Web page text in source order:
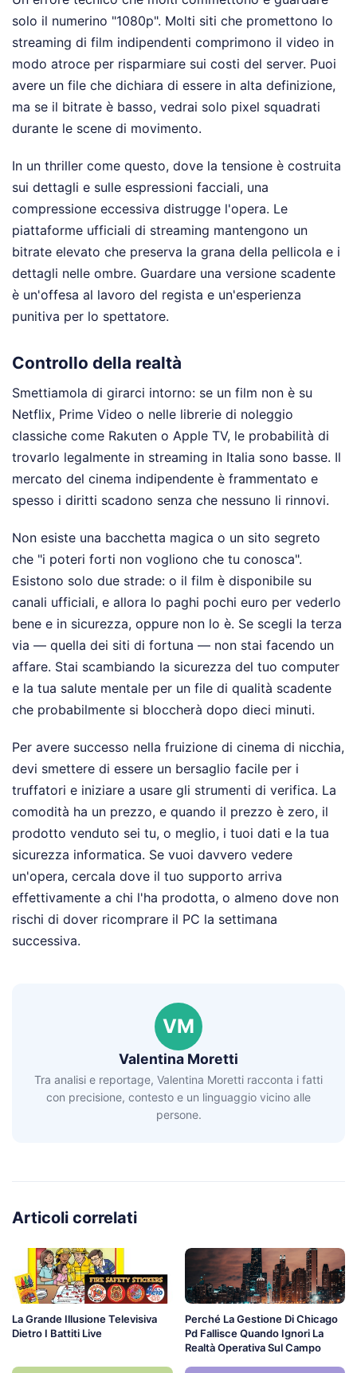
solo il numerino "1080p". Molti siti che promettono lo
streaming di film indipendenti comprimono il video in
modo atroce per risparmiare sui costi del server. Puoi
avere un file che dichiara di essere in alta definizione,
ma se il bitrate è basso, vedrai solo pixel squadrati
durante le scene di movimento.
In un thriller come questo, dove la tensione è costruita
sui dettagli e sulle espressioni facciali, una
compressione eccessiva distrugge l'opera. Le
piattaforme ufficiali di streaming mantengono un
bitrate elevato che preserva la grana della pellicola e i
dettagli nelle ombre. Guardare una versione scadente
è un'offesa al lavoro del regista e un'esperienza
punitiva per lo spettatore.
Controllo della realtà
Smettiamola di girarci intorno: se un film non è su
Netflix, Prime Video o nelle librerie di noleggio
classiche come Rakuten o Apple TV, le probabilità di
trovarlo legalmente in streaming in Italia sono basse. Il
mercato del cinema indipendente è frammentato e
spesso i diritti scadono senza che nessuno li rinnovi.
Non esiste una bacchetta magica o un sito segreto
che "i poteri forti non vogliono che tu conosca".
Esistono solo due strade: o il film è disponibile su
canali ufficiali, e allora lo paghi pochi euro per vederlo
bene e in sicurezza, oppure non lo è. Se scegli la terza
via — quella dei siti di fortuna — non stai facendo un
affare. Stai scambiando la sicurezza del tuo computer
e la tua salute mentale per un file di qualità scadente
che probabilmente si bloccherà dopo dieci minuti.
Per avere successo nella fruizione di cinema di nicchia,
devi smettere di essere un bersaglio facile per i
truffatori e iniziare a usare gli strumenti di verifica. La
comodità ha un prezzo, e quando il prezzo è zero, il
prodotto venduto sei tu, o meglio, i tuoi dati e la tua
sicurezza informatica. Se vuoi davvero vedere
un'opera, cercala dove il tuo supporto arriva
effettivamente a chi l'ha prodotta, o almeno dove non
rischi di dover ricomprare il PC la settimana
successiva.
VM
Valentina Moretti
Tra analisi e reportage, Valentina Moretti racconta i fatti
con precisione, contesto e un linguaggio vicino alle
persone.
Articoli correlati
La Grande Illusione Televisiva
Dietro I Battiti Live
Perché La Gestione Di Chicago
Pd Fallisce Quando Ignori La
Realtà Operativa Sul Campo